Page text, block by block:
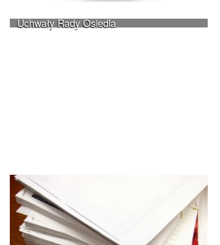
Uchwały Rady Osiedla